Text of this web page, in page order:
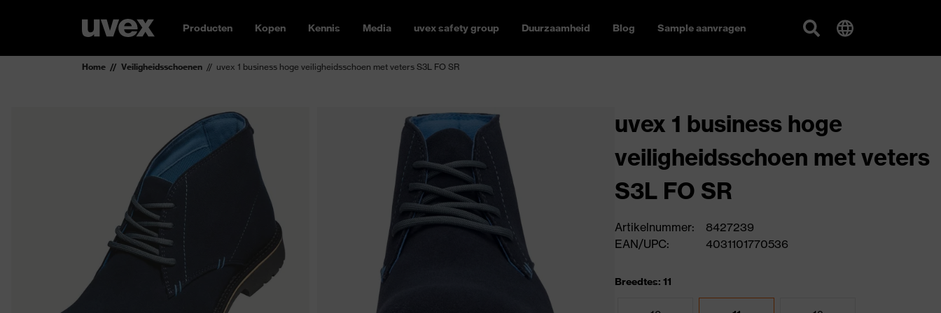
Producten Kopen Kennis Media uvex safety group Duurzaamheid Blog Sample aanvragen
Home Veiligheidsschoenen uvex 1 business hoge veiligheidsschoen met veters S3L FO SR
uvex 1 business hoge
veiligheidsschoen met veters
S3L FO SR
Artikelnummer:
8427239
EAN/UPC:
4031101770536
Breedtes: 11